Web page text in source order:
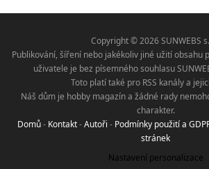
Copyright © 2026 SUNWEBS
Publikování, šíření nebo jakékoliv jiné užití obsahu
uživatele je bez písemného souhlasu
Toto platí také pro RSS kanály a
Náš dům je hobby magazín a žádné rady
charakter.
Domů- Kontakt-Autoři - Podmínky použití a
stránek
Nastavení personalizace